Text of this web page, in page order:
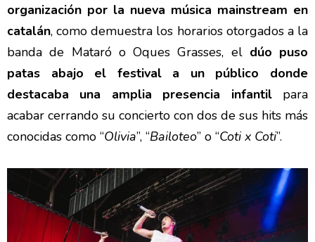
organización por la nueva música mainstream en
catalán, como demuestra los horarios otorgados a la
banda de Mataró o Oques Grasses, el dúo puso
patas abajo el festival a un público donde
destacaba una amplia presencia infantilpara
acabar cerrando su concierto con dos de sus hits más
conocidas como “Olivia”, “Bailoteo” o “Coti x Coti”.